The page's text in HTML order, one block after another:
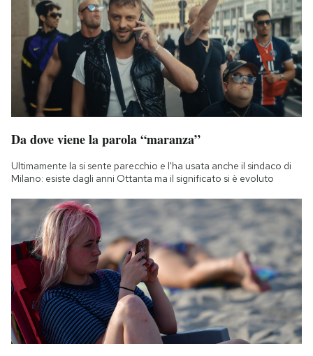
Da dove viene la parola “maranza”
Ultimamente la si sente parecchio e l'ha usata anche il sindaco di
Milano: esiste dagli anni Ottanta ma il significato si è evoluto